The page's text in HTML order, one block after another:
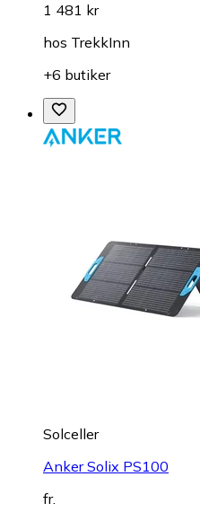
1 481 kr
hos TrekkInn
+6 butiker
Solceller
Anker Solix PS100
fr.